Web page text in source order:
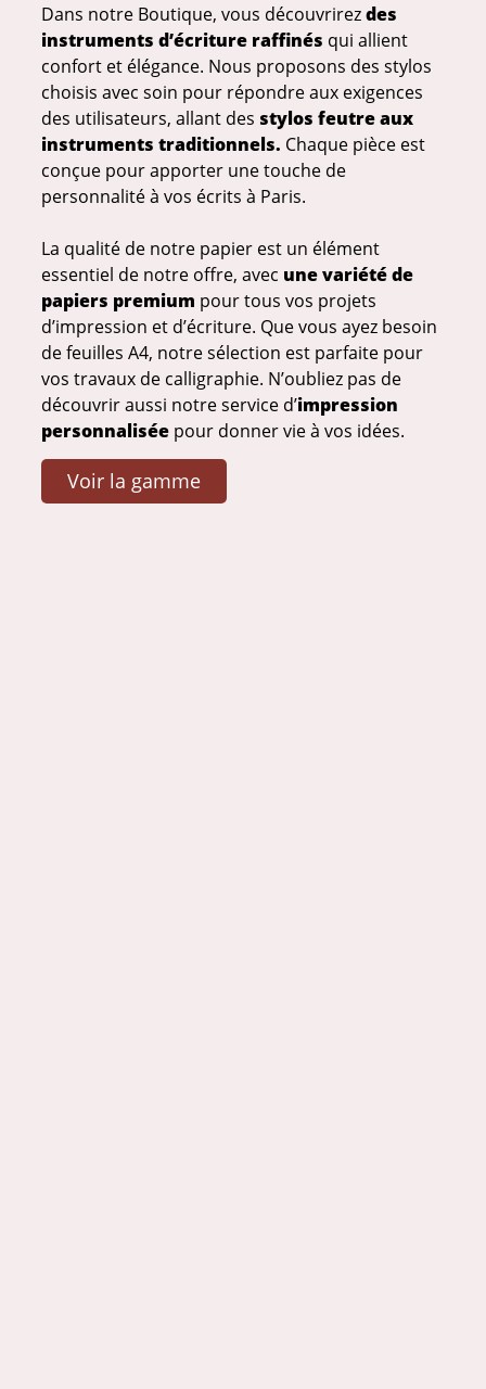
Dans notre Boutique, vous découvrirezdes
instruments d’écriture raffinés qui allient
confort et élégance. Nous proposons des stylos
choisis avec soin pour répondre aux exigences
des utilisateurs, allant des stylos feutre aux
instruments traditionnels. Chaque pièce est
conçue pour apporter une touche de
personnalité à vos écrits à Paris.
La qualité de notre papier est un élément
essentiel de notre offre, avec une variété de
papiers premium pour tous vos projets
d’impression et d’écriture. Que vous ayez besoin
de feuilles A4, notre sélection est parfaite pour
vos travaux de calligraphie. N’oubliez pas de
découvrir aussi notre service d’impression
personnalisée pour donner vie à vos idées.
Voir la gamme